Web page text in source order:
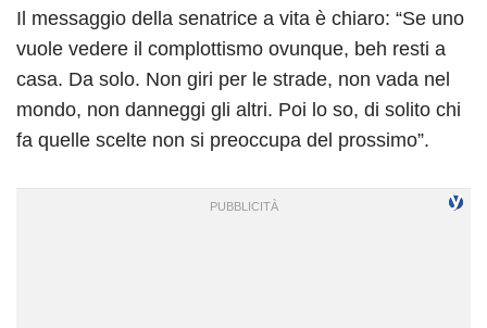
Il messaggio della senatrice a vita è chiaro: “Se uno
vuole vedere il complottismo ovunque, beh resti a
casa. Da solo. Non giri per le strade, non vada nel
mondo, non danneggi gli altri. Poi lo so, di solito chi
fa quelle scelte non si preoccupa del prossimo”.